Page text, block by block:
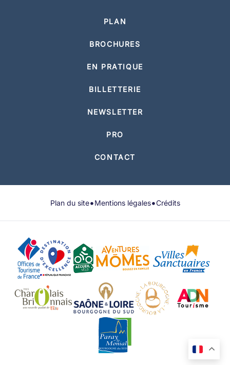
PLAN
BROCHURES
EN PRATIQUE
BILLETTERIE
NEWSLETTER
PRO
CONTACT
Plan du site•Mentions légales•Crédits